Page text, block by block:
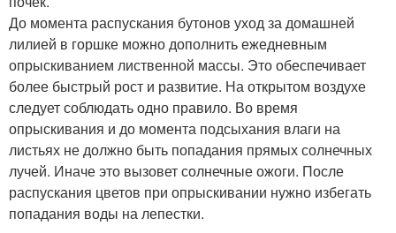
До момента распускания бутонов уход за домашней
лилией в горшке можно дополнить ежедневным
опрыскиванием лиственной массы. Это обеспечивает
более быстрый рост и развитие. На открытом воздухе
следует соблюдать одно правило. Во время
опрыскивания и до момента подсыхания влаги на
листьях не должно быть попадания прямых солнечных
лучей. Иначе это вызовет солнечные ожоги. После
распускания цветов при опрыскивании нужно избегать
попадания воды на лепестки.